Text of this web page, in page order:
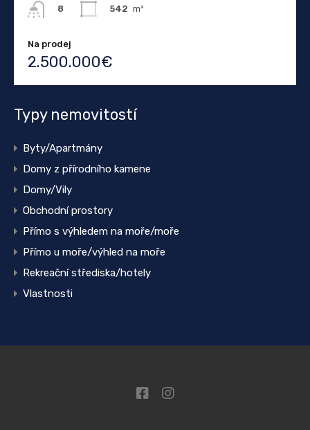
8
542 m²
Na prodej
2.500.000€
Typy nemovitostí
Byty/Apartmány
Domy z přírodního kamene
Domy/Vily
Obchodní prostory
Přímo s výhledem na moře/moře
Přímo u moře/výhled na moře
Rekreační střediska/hotely
Vlastnosti